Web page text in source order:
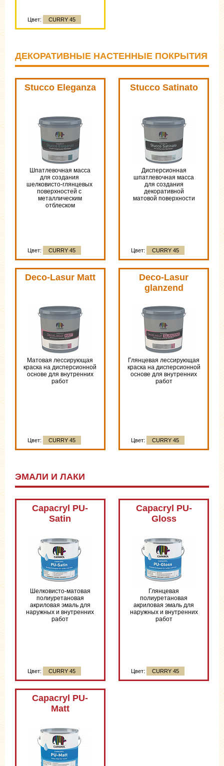
Цвет: CURRY 45
ДЕКОРАТИВНЫЕ НАСТЕННЫЕ ПОКРЫТИЯ
Stucco Eleganza
Шпатлевочная маcса
для создания
шелковисто-глянцевых
поверхностей с
металлическим
отблеском
Цвет: CURRY 45
Stucco Satinato
Дисперсионная
шпатлевочная масса
для создания
декоративной
матовой поверхности
Цвет: CURRY 45
Deco-Lasur Matt
Матовая лессирующая
краска на дисперсионной
основе для внутренних
работ
Цвет: CURRY 45
Deco-Lasur
glanzend
Глянцевая лессирующая
краска на дисперсионной
основе для внутренних
работ
Цвет: CURRY 45
ЭМАЛИ И ЛАКИ
Capacryl PU-
Satin
Шелковисто-матовая
полиуретановая
акриловая эмаль для
наружных и внутренних
работ
Цвет: CURRY 45
Capacryl PU-
Gloss
Глянцевая
полиуретановая
акриловая эмаль для
наружных и внутренних
работ
Цвет: CURRY 45
Capacryl PU-
Matt
Цвет: CURRY 45